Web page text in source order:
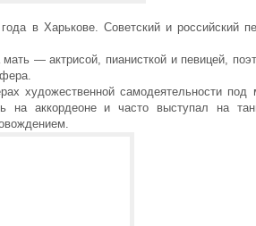
в Харькове. Советский и российский
мать — актрисой, пианисткой и певицей,
художественной самодеятельности под
на аккордеоне и часто выступал на